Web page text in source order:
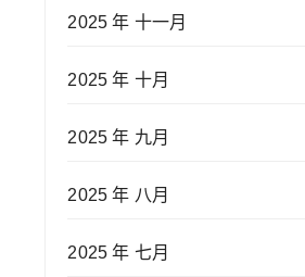
2025 年 十一月
2025 年 十月
2025 年 九月
2025 年 八月
2025 年 七月